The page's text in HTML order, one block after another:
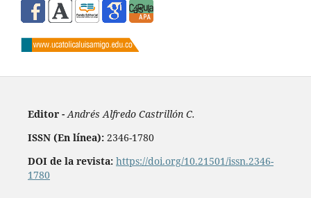
Editor - Andrés Alfredo Castrillón C.
ISSN (En línea): 2346-1780
DOI de la revista: https://doi.org/10.21501/issn.2346-
1780